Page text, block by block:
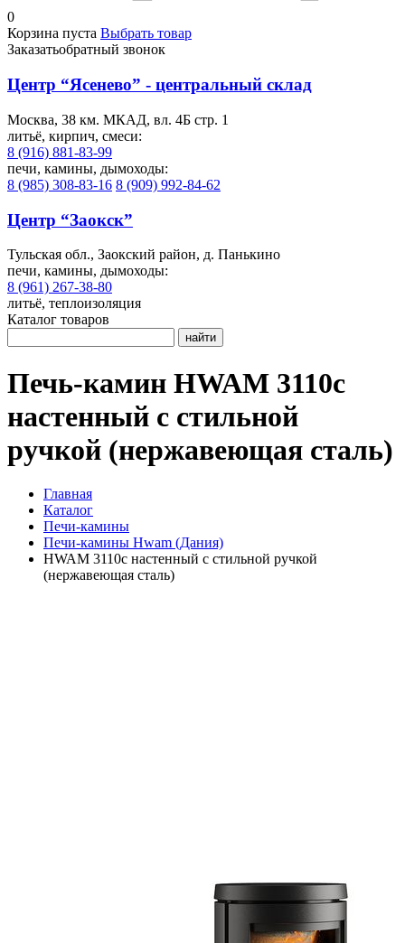
0
Корзина пуста Выбрать товар
Заказатьобратный звонок
Центр “Ясенево” - центральный склад
Москва, 38 км. МКАД, вл. 4Б стр. 1
литьё, кирпич, смеси:
8 (916) 881-83-99
печи, камины, дымоходы:
8 (985) 308-83-16 8 (909) 992-84-62
Центр “Заокск”
Тульская обл., Заокский район, д. Панькино
печи, камины, дымоходы:
8 (961) 267-38-80
литьё, теплоизоляция
Каталог товаров
найти
Печь-камин HWAM 3110c
настенный с стильной
ручкой (нержавеющая сталь)
Главная
Каталог
Печи-камины
Печи-камины Hwam (Дания)
HWAM 3110c настенный с стильной ручкой
(нержавеющая сталь)